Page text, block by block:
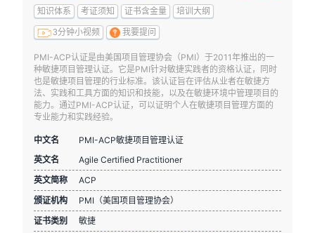
知识体系 考证须知 证书含金量 培训大纲
3分钟小视频 我要提问
PMI-ACP认证是由美国项目管理协会（PMI）于2011年推出的一
种敏捷项目管理认证。它是PMI针对敏捷实践者的资格认证，同时
也是敏捷项目管理的行业标准。该认证旨在评估从业者在敏捷方
法、实践和工具方面的知识和技能，以及在敏捷环境中管理项目的
能力。通过PMI-ACP认证，可以证明个人在敏捷项目管理方面的
专业能力和实践经验。
中文名
PMI-ACP敏捷项目管理认证
英文名
Agile Certified Practitioner
英文简称
ACP
颁证机构
PMI（美国项目管理协会）
证书类别
敏捷